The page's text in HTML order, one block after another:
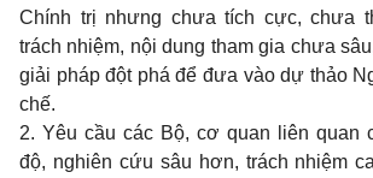
Chính trị nhưng chưa tích cực, chưa
trách nhiệm, nội dung tham gia chưa
giải pháp đột phá để đưa vào dự thảo
chế.
2. Yêu cầu các Bộ, cơ quan liên quan
độ, nghiên cứu sâu hơn, trách nhiệm